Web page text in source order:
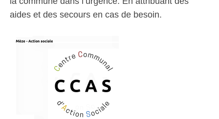
aides et des secours en cas de besoin.